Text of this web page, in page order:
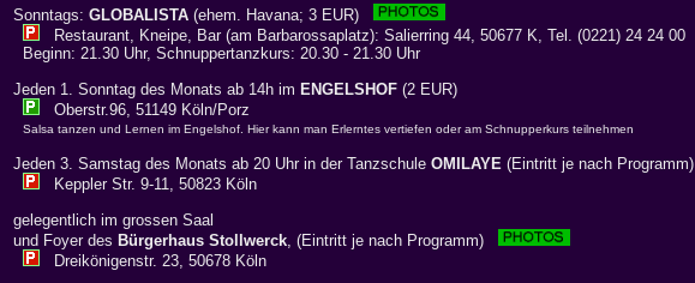
Sonntags: GLOBALISTA (ehem. Havana; 3 EUR)
Restaurant, Kneipe, Bar (am Barbarossaplatz): Salierring 44, 50677 K, Tel. (0221) 24 24 00
Beginn: 21.30 Uhr, Schnuppertanzkurs: 20.30 - 21.30 Uhr
Jeden 1. Sonntag des Monats ab 14h im ENGELSHOF (2 EUR)
Oberstr.96, 51149 Köln/Porz
Salsa tanzen und Lernen im Engelshof. Hier kann man Erlerntes vertiefen oder am Schnupperkurs teilnehmen
Jeden 3. Samstag des Monats ab 20 Uhr in der Tanzschule OMILAYE (Eintritt je nach Programm)
Keppler Str. 9-11, 50823 Köln
gelegentlich im grossen Saal
und Foyer des Bürgerhaus Stollwerck, (Eintritt je nach Programm)
Dreikönigenstr. 23, 50678 Köln